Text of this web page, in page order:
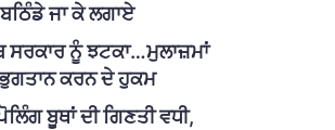
ਜਾ ਕੇ ਲਗਾਏ
ਸਰਕਾਰ ਨੂੰ ਝਟਕਾ…ਮੁਲਾਜ਼ਮਾਂ
ਭੁਗਤਾਨ ਕਰਨ ਦੇ ਹੁਕਮ
ਬੂਥਾਂ ਦੀ ਗਿਣਤੀ ਵਧੀ,